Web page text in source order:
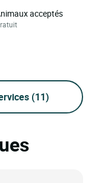
acceptés
(11)